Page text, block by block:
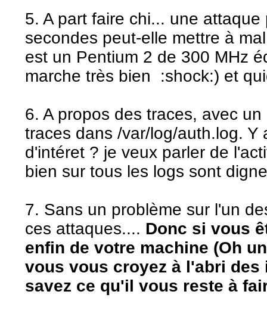
5. A part faire chi... une
secondes peut-elle mettre à
est un Pentium 2 de 300 MHz
marche très bien :shock:) et
6. A propos des traces, avec
traces dans /var/log/auth.log.
d'intéret ? je veux parler de
bien sur tous les logs sont
7. Sans un problème sur l'un
ces attaques.... Donc si vous
enfin de votre machine (Oh
vous vous croyez à l'abri
savez ce qu'il vous reste à